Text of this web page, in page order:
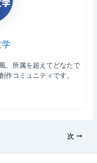
、所属を超えてどなたで
作コミュニティです。
次